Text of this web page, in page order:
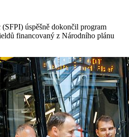
úspěšně dokončil program
financovaný z Národního plánu